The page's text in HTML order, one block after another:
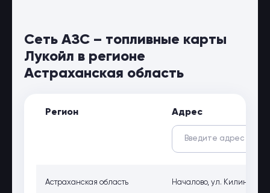
Сеть АЗС – топливные карты
Лукойл в регионе
Астраханская область
Регион Адрес
Астраханская область Началово, ул.